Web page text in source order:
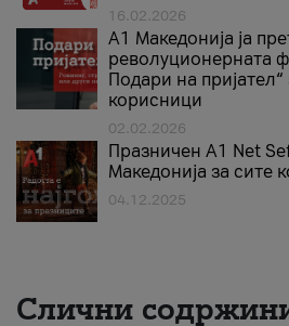
16.02.2026
А1 Македонија ја
револуционерната
Подари на
корисници
02.02.2026
Празничен A1 Net
Македонија за сите
04.12.2025
Слични